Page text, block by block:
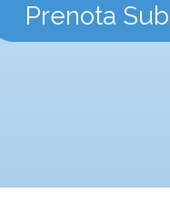
Prenota